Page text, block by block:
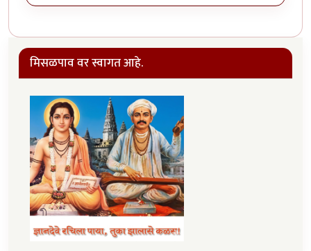
मिसळपाव वर स्वागत आहे.